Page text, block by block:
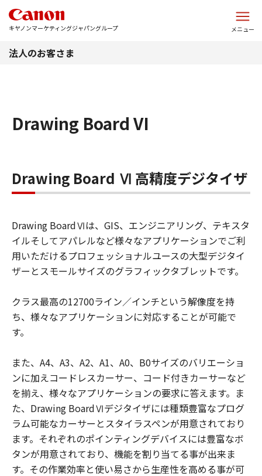
キヤノンマーケティングジャパングループ メニュー
法人のお客さま
Drawing Board VI
Drawing Board Ⅵ 高精度デジタイザ
Drawing BoardⅥは、GIS、エンジニアリング、テキスタ
イルそしてアパレルなど様々なアプリケーションでご利
用いただけるプロフェッショナルユースの大型デジタイ
ザーとスモールサイズのグラフィックタブレットです。
クラス最高の12700ライン／インチという解像度を持
ち、様々なアプリケーションに対応することが可能で
す。
また、A4、A3、A2、A1、A0、B0サイズのバリエーショ
ンに加えコードレスカーサー、コード付きカーサーなど
を揃え、様々なアプリケーションの要求に答えます。ま
た、Drawing BoardⅥデジタイザには種類豊富なプログ
ラム可能なカーサーとスタイラスペンが用意されており
ます。それぞれのポインティングデバイスには豊富なボ
タンが用意されており、機能を割り当てる事が出来ま
す。その作業効率と使い易さから生産性を高める事が可